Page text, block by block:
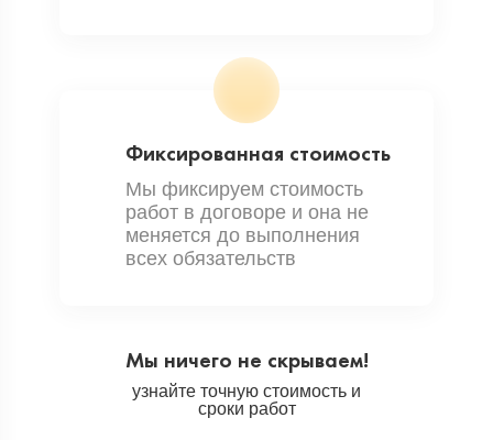
Фиксированная стоимость
Мы фиксируем стоимость
работ в договоре и она не
меняется до выполнения
всех обязательств
Мы ничего не скрываем!
узнайте точную стоимость и
сроки работ